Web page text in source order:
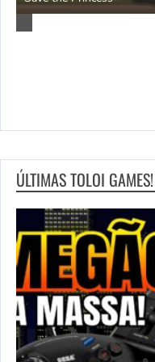
ÚLTIMAS TOLOI GAMES!